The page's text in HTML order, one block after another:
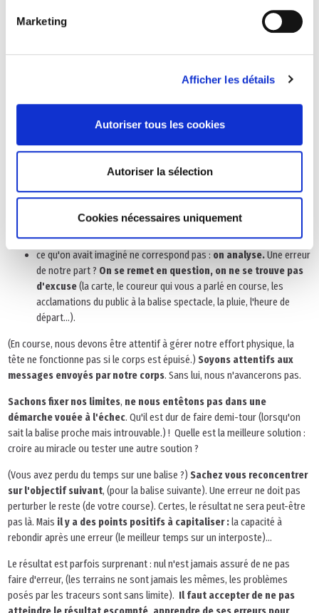
Marketing
Afficher les détails
Autoriser tous les cookies
Autoriser la sélection
Cookies nécessaires uniquement
tâche, sur votre objectif : ayez du matériel fiable, prenez de la
marge pour arriver en avance (à votre départ), anticipez les
équipement, à son sommeil et on s'échauffe.
Le projet (la course d'orientation)
la situation ;
on envisage les différentessolutions possibles ;
meilleur possible) suivant nos compétences (physiques et
techniques) ;
(le long du parcours) onobserve, onadapte(notre itinéraire)
fonction des imprévus(du terrain) ;
ce qu'on avait imaginé ne correspond pas : on analyse.Une erreur
de notre part ? On se remet en question, on ne se trouve pas
d'excuse(la carte, le coureur qui vous a parlé en course, les
acclamations du public à la balise spectacle, la pluie, l'heure de
départ...).
(En course, nous devons être attentif à gérer notre effort physique, la
tête ne fonctionne pas si le corps est épuisé.) Soyons attentifs aux
messages envoyés par notre corps. Sans lui, nous n'avancerons pas.
Sachons fixer nos limites, ne nous entêtons pas dans une
démarche vouée à l'échec. Qu'il est dur de faire demi-tour (lorsqu'on
sait la balise proche mais introuvable.) ! Quelle est la meilleure solution :
croire au miracle ou tester une autre soution ?
(Vous avez perdu du temps sur une balise ?) Sachez vous reconcentrer
surl'objectif suivant, (pour la balise suivante). Une erreur ne doit pas
perturber le reste (de votre course). Certes, le résultat ne sera peut-être
pas là. Mais il y a des points positifs à capitaliser :la capacité à
rebondir après une erreur (le meilleur temps sur un interposte)...
Le résultat est parfois surprenant : nul n'est jamais assuré de ne pas
faire d'erreur, (les terrains ne sont jamais les mêmes, les problèmes
posés par les traceurs sont sans limite). Il faut accepter de ne pas